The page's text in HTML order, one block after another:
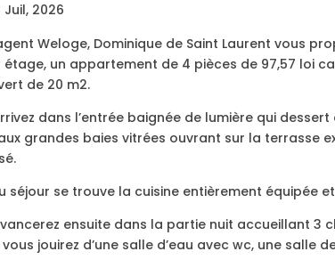
Juil, 2026
Weloge, Dominique de Saint Laurent vous
étage, un appartement de 4 pièces de 97,57 loi
de 20 m2.
dans l’entrée baignée de lumière qui
grandes baies vitrées ouvrant sur la terrasse
séjour se trouve la cuisine entièrement équipée
ensuite dans la partie nuit accueillant 3
jouirez d’une salle d’eau avec wc, une salle